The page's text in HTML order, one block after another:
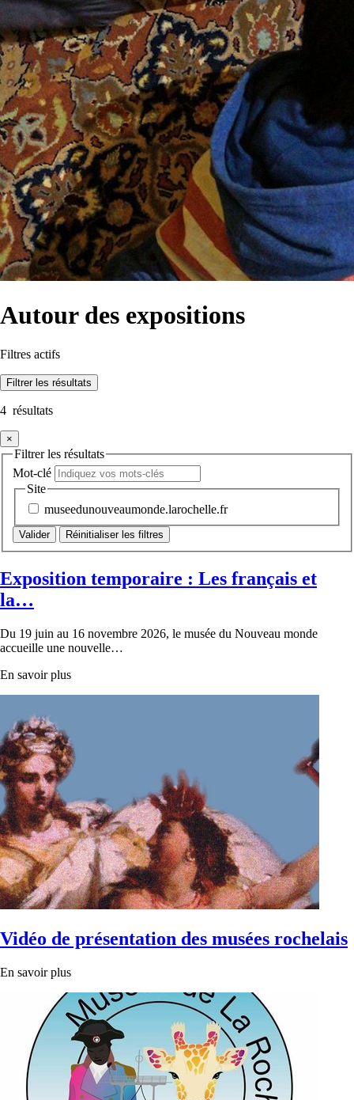
Autour des expositions
Filtres actifs
Filtrer les résultats
4 résultats
×
Filtrer les résultats
Mot-clé
Site
museedunouveaumonde.larochelle.fr
Réinitialiser les filtres
Exposition temporaire : Les français et
la…
Du 19 juin au 16 novembre 2026, le musée du Nouveau monde
accueille une nouvelle…
En savoir plus
Vidéo de présentation des musées rochelais
En savoir plus